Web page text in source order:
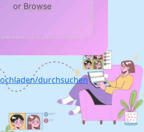
or Browse
durchsuchen